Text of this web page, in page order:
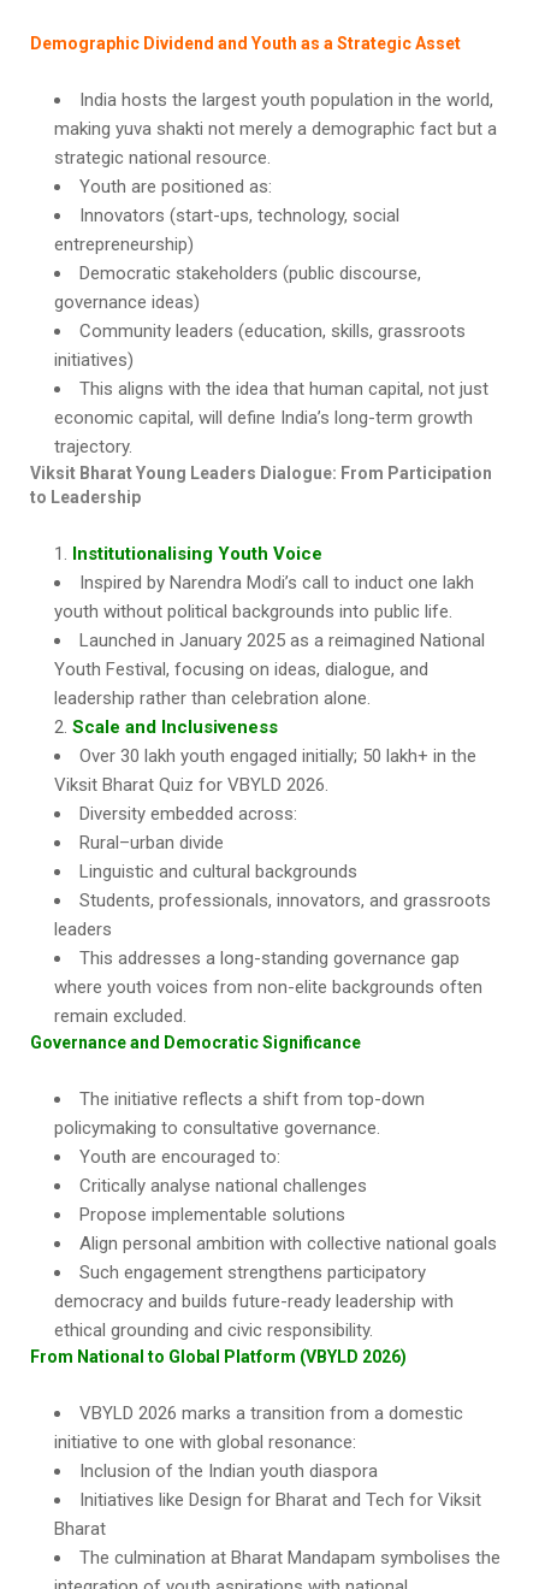
Demographic Dividend and Youth as a Strategic Asset
India hosts the largest youth population in the world,
making yuva shakti not merely a demographic fact but a
strategic national resource.
Youth are positioned as:
Innovators (start-ups, technology, social
entrepreneurship)
Democratic stakeholders (public discourse,
governance ideas)
Community leaders (education, skills, grassroots
initiatives)
This aligns with the idea that human capital, not just
economic capital, will define India’s long-term growth
trajectory.
Viksit Bharat Young Leaders Dialogue: From Participation
to Leadership
Institutionalising Youth Voice
Inspired by Narendra Modi’s call to induct one lakh
youth without political backgrounds into public life.
Launched in January 2025 as a reimagined National
Youth Festival, focusing on ideas, dialogue, and
leadership rather than celebration alone.
Scale and Inclusiveness
Over 30 lakh youth engaged initially; 50 lakh+ in the
Viksit Bharat Quiz for VBYLD 2026.
Diversity embedded across:
Rural–urban divide
Linguistic and cultural backgrounds
Students, professionals, innovators, and grassroots
leaders
This addresses a long-standing governance gap
where youth voices from non-elite backgrounds often
remain excluded.
Governance and Democratic Significance
The initiative reflects a shift from top-down
policymaking to consultative governance.
Youth are encouraged to:
Critically analyse national challenges
Propose implementable solutions
Align personal ambition with collective national goals
Such engagement strengthens participatory
democracy and builds future-ready leadership with
ethical grounding and civic responsibility.
From National to Global Platform (VBYLD 2026)
VBYLD 2026 marks a transition from a domestic
initiative to one with global resonance:
Inclusion of the Indian youth diaspora
Initiatives like Design for Bharat and Tech for Viksit
Bharat
The culmination at Bharat Mandapam symbolises the